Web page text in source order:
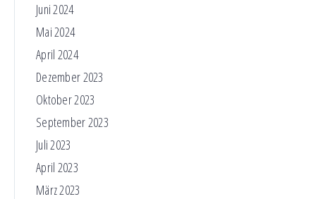
Juni 2024
Mai 2024
April 2024
Dezember 2023
Oktober 2023
September 2023
Juli 2023
April 2023
März 2023